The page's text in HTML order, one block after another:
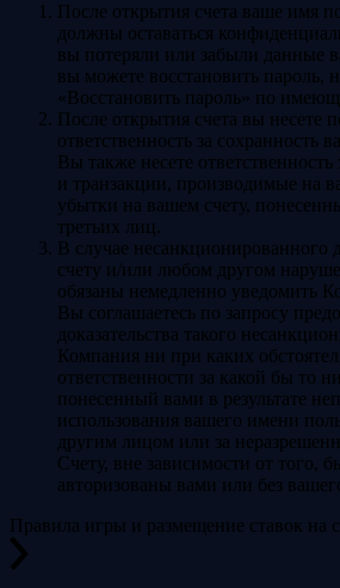
После открытия счета ваше имя
должны оставаться
вы потеряли или забыли данные
вы можете восстановить пароль,
«Восстановить пароль» по
После открытия счета вы несете
ответственность за сохранность
Вы также несете
и транзакции, производимые на
убытки на вашем счету,
третьих лиц.
В случае несанкционированного
счету и/или любом другом
обязаны немедленно уведомить
Вы соглашаетесь по запросу
доказательства такого
Компания ни при каких
ответственности за какой бы то
понесенный вами в результате
использования вашего имени
другим лицом или за
Счету, вне зависимости от того,
авторизованы вами или без
Правила игры и размещение ставок на